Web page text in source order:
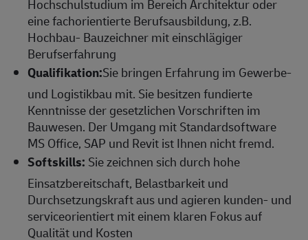
Hochschulstudium im Bereich Architektur oder
eine fachorientierte Berufsausbildung, z.B.
Hochbau- Bauzeichner mit einschlägiger
Berufserfahrung
Qualifikation:Sie bringen Erfahrung im Gewerbe-
und Logistikbau mit. Sie besitzen fundierte
Kenntnisse der gesetzlichen Vorschriften im
Bauwesen. Der Umgang mit Standardsoftware
MS Office, SAP und Revit ist Ihnen nicht fremd.
Softskills: Sie zeichnen sich durch hohe
Einsatzbereitschaft, Belastbarkeit und
Durchsetzungskraft aus und agieren kunden- und
serviceorientiert mit einem klaren Fokus auf
Qualität und Kosten